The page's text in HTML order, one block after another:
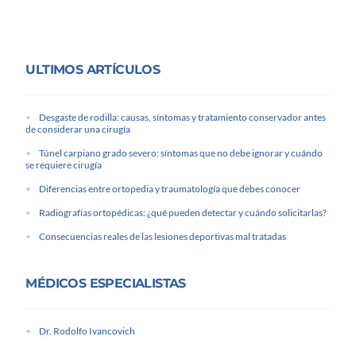
ULTIMOS ARTÍCULOS
Desgaste de rodilla: causas, síntomas y tratamiento conservador antes
de considerar una cirugía
Túnel carpiano grado severo: síntomas que no debe ignorar y cuándo
se requiere cirugía
Diferencias entre ortopedia y traumatología que debes conocer
Radiografías ortopédicas: ¿qué pueden detectar y cuándo solicitarlas?
Consecuencias reales de las lesiones deportivas mal tratadas
MÉDICOS ESPECIALISTAS
Dr. Rodolfo Ivancovich